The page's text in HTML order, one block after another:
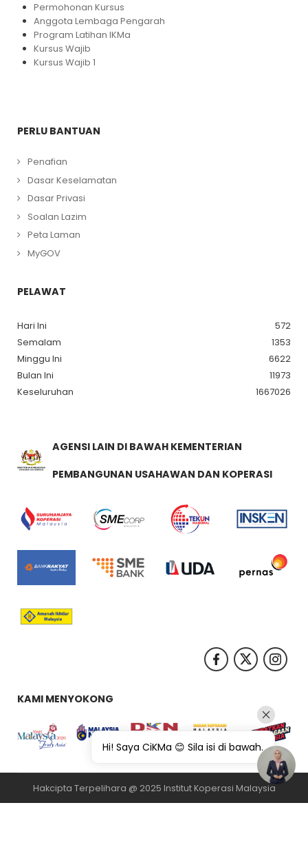
Permohonan Kursus
Anggota Lembaga Pengarah
Program Latihan IKMa
Kursus Wajib
Kursus Wajib 1
PERLU BANTUAN
Penafian
Dasar Keselamatan
Dasar Privasi
Soalan Lazim
Peta Laman
MyGOV
PELAWAT
Hari Ini
572
Semalam
1353
Minggu Ini
6622
Bulan Ini
11973
Keseluruhan
1667026
AGENSI LAIN DI BAWAH KEMENTERIAN
PEMBANGUNAN USAHAWAN DAN KOPERASI
KAMI MENYOKONG
Hakcipta Terpelihara @ 2025 Institut Koperasi Malaysia
Hi! Saya CiKMa 😊 Sila isi di bawah.